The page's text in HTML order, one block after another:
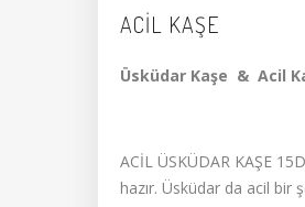
ACIL KAŞE
Üsküdar Kaşe & Acil
ACİL ÜSKÜDAR KAŞE
hazır. Üsküdar da acil bir